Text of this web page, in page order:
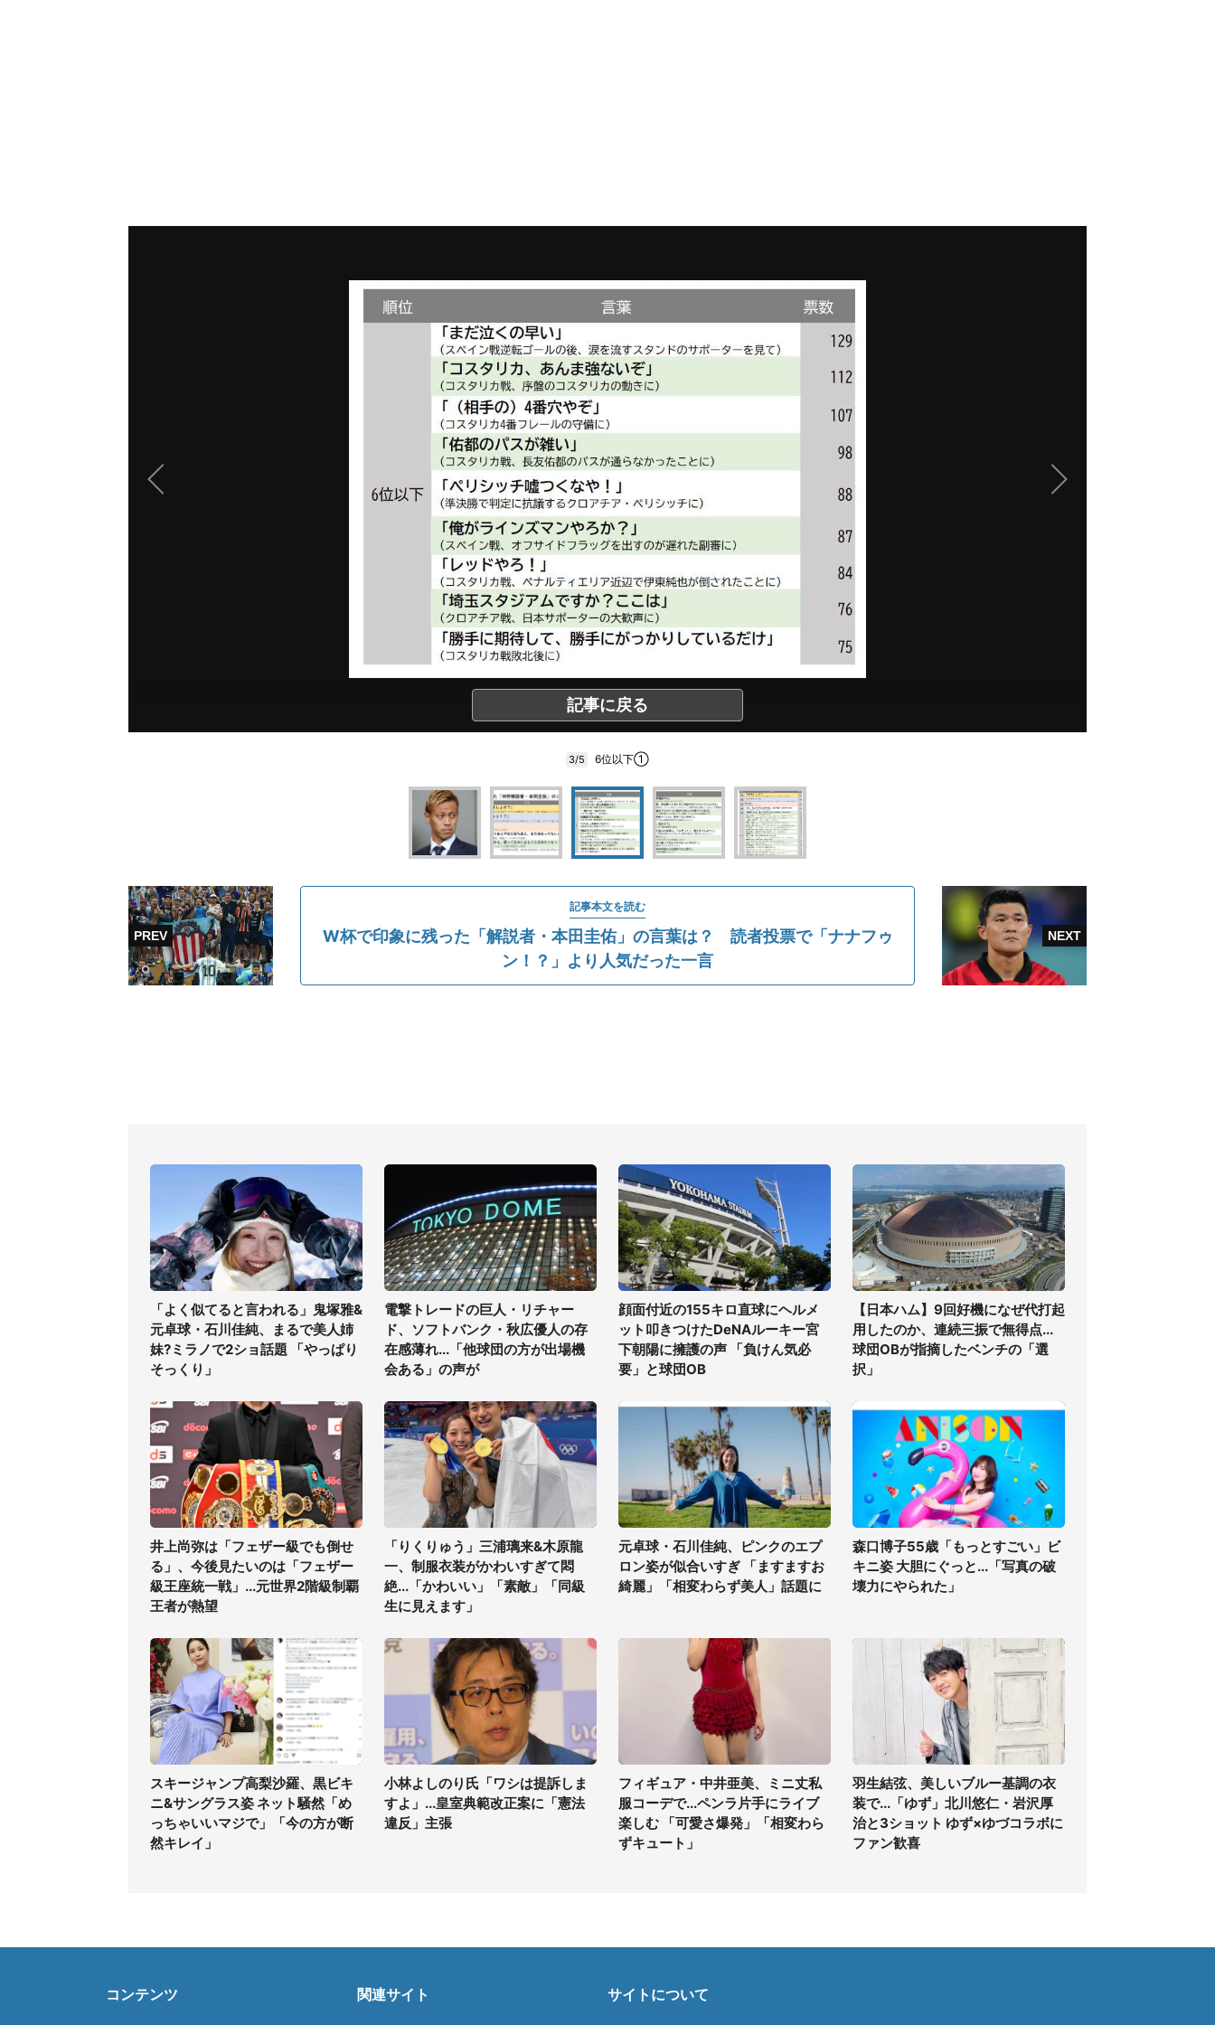
記事に戻る
3/5 6位以下①
記事本文を読む
W杯で印象に残った「解説者・本田圭佑」の言葉は？ 読者投票で「ナナフゥ
ン！？」より人気だった一言
「よく似てると言われる」鬼塚雅&
元卓球・石川佳純、まるで美人姉
妹?ミラノで2ショ話題 「やっぱり
そっくり」
電撃トレードの巨人・リチャー
ド、ソフトバンク・秋広優人の存
在感薄れ...「他球団の方が出場機
会ある」の声が
顔面付近の155キロ直球にヘルメ
ット叩きつけたDeNAルーキー宮
下朝陽に擁護の声 「負けん気必
要」と球団OB
【日本ハム】9回好機になぜ代打起
用したのか、連続三振で無得点...
球団OBが指摘したベンチの「選
択」
井上尚弥は「フェザー級でも倒せ
る」、今後見たいのは「フェザー
級王座統一戦」...元世界2階級制覇
王者が熱望
「りくりゅう」三浦璃来&木原龍
一、制服衣装がかわいすぎて悶
絶...「かわいい」「素敵」「同級
生に見えます」
元卓球・石川佳純、ピンクのエプ
ロン姿が似合いすぎ 「ますますお
綺麗」「相変わらず美人」話題に
森口博子55歳「もっとすごい」ビ
キニ姿 大胆にぐっと...「写真の破
壊力にやられた」
スキージャンプ高梨沙羅、黒ビキ
ニ&サングラス姿 ネット騒然「め
っちゃいいマジで」「今の方が断
然キレイ」
小林よしのり氏「ワシは提訴しま
すよ」...皇室典範改正案に「憲法
違反」主張
フィギュア・中井亜美、ミニ丈私
服コーデで...ペンラ片手にライブ
楽しむ 「可愛さ爆発」「相変わら
ずキュート」
羽生結弦、美しいブルー基調の衣
装で...「ゆず」北川悠仁・岩沢厚
治と3ショット ゆず×ゆづコラボに
ファン歓喜
コンテンツ 関連サイト サイトについて